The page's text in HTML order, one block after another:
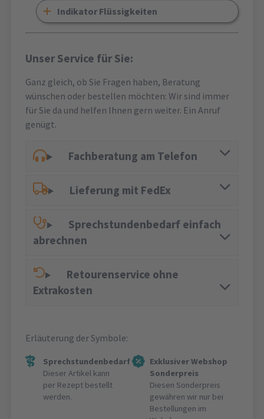
Indikator Flüssigkeiten
Unser Service für Sie:
Ganz gleich, ob Sie Fragen haben, Beratung
wünschen oder bestellen möchten: Wir sind immer
für Sie da und helfen Ihnen gern weiter. Ein Anruf
genügt.
Fachberatung am Telefon
Lieferung mit FedEx
Sprechstundenbedarf einfach
abrechnen
Retourenservice ohne
Extrakosten
Erläuterung der Symbole:
Sprechstundenbedarf
Dieser Artikel kann
per Rezept bestellt
werden.
Exklusiver Webshop
Sonderpreis
Diesen Sonderpreis
gewähren wir nur bei
Bestellungen im